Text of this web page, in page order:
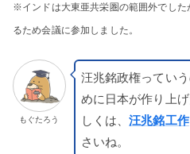
※インドは大東亜共栄圏の範囲外でし
るため会議に参加しました。
もぐたろう
汪兆銘政権ってい
めに日本が作り上
しくは、汪兆銘工作
さいね。